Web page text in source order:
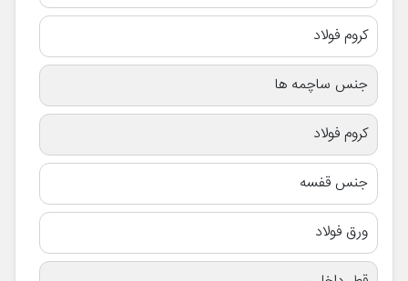
کروم فولاد
جنس ساچمه ها
کروم فولاد
جنس قفسه
ورق فولاد